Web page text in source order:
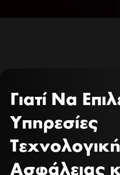
Γιατί Να
Υπηρεσίες
Ασφάλειας